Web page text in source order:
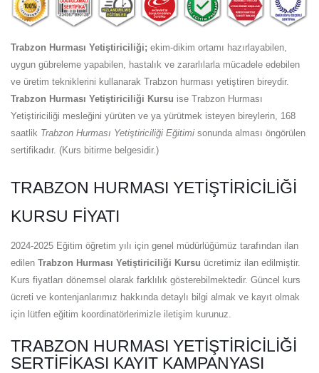
Trabzon Hurması Yetiştiriciliği; ekim-dikim ortamı hazırlayabilen,
uygun gübreleme yapabilen, hastalık ve zararlılarla mücadele edebilen
ve üretim tekniklerini kullanarak Trabzon hurması yetiştiren bireydir.
Trabzon Hurması Yetiştiriciliği Kursu ise Trabzon Hurması
Yetiştiriciliği mesleğini yürüten ve ya yürütmek isteyen bireylerin, 168
saatlik Trabzon Hurması Yetiştiriciliği Eğitimi sonunda alması öngörülen
sertifikadır. (Kurs bitirme belgesidir.)
TRABZON HURMASI YETIŞTIRICILIĞI
KURSU FIYATI
2024-2025 Eğitim öğretim yılı için genel müdürlüğümüz tarafından ilan
edilen Trabzon Hurması Yetiştiriciliği Kursu ücretimiz ilan edilmiştir.
Kurs fiyatları dönemsel olarak farklılık gösterebilmektedir. Güncel kurs
ücreti ve kontenjanlarımız hakkında detaylı bilgi almak ve kayıt olmak
için lütfen eğitim koordinatörlerimizle iletişim kurunuz.
TRABZON HURMASI YETIŞTIRICILIĞI
SERTIFIKASI KAYIT KAMPANYASI